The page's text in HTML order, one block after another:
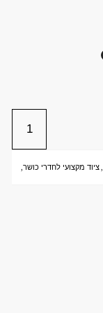
,ציוד מקצועי לחדרי כושר,